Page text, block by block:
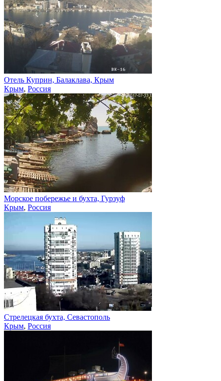
Отель Куприн, Балаклава, Крым
Крым, Россия
Морское побережье и бухта, Гурзуф
Крым, Россия
Стрелецкая бухта, Севастополь
Крым, Россия